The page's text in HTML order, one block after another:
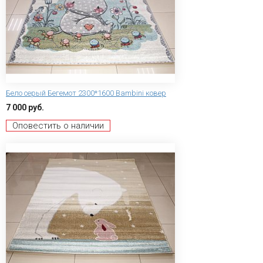
Бело серый Бегемот 2300*1600 Bambini ковер
7 000 руб.
Оповестить о наличии